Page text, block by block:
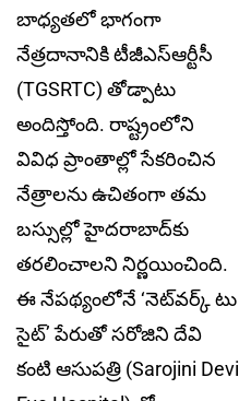
బాధ్య‌త‌లో భాగంగా
నేత్ర‌దానానికి టీజీఎస్ఆర్టీసీ
(TGSRTC) తోడ్పాటు
అందిస్తోంది. రాష్ట్రంలోని
వివిధ ప్రాంతాల్లో సేక‌రించిన
నేత్రాల‌ను ఉచితంగా త‌మ
బ‌స్సుల్లో హైద‌రాబాద్‌కు
త‌ర‌లించాల‌ని నిర్ణ‌యించింది.
ఈ నేప‌థ్యంలోనే ‘నెట్‌వ‌ర్క్ టు
సైట్’ పేరుతో స‌రోజిని దేవి
కంటి ఆసుప‌త్రి (Sarojini Devi